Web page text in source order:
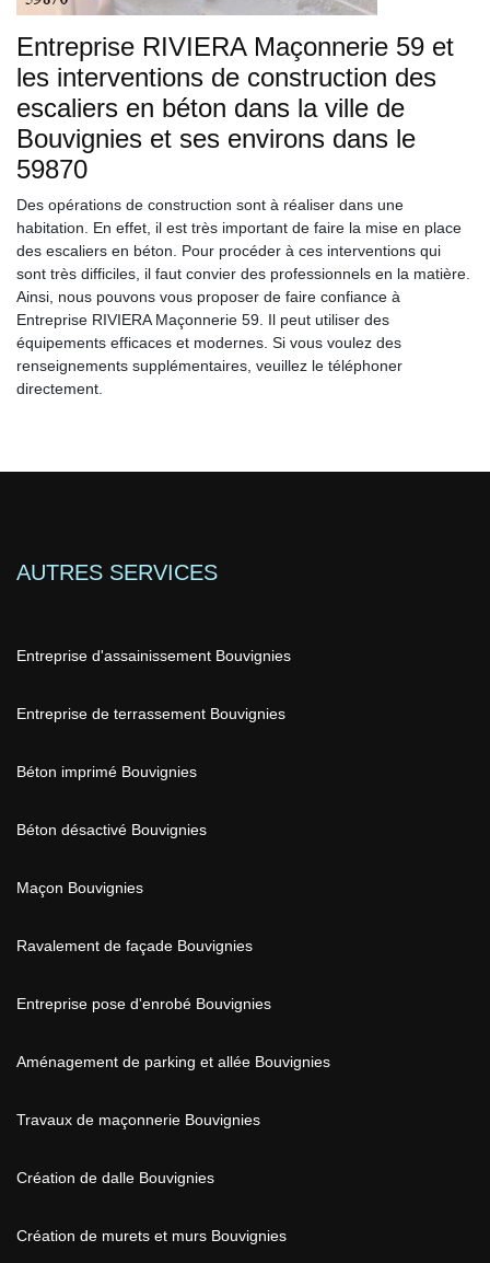
Entreprise RIVIERA Maçonnerie 59 et
les interventions de construction des
escaliers en béton dans la ville de
Bouvignies et ses environs dans le
59870
Des opérations de construction sont à réaliser dans une
habitation. En effet, il est très important de faire la mise en place
des escaliers en béton. Pour procéder à ces interventions qui
sont très difficiles, il faut convier des professionnels en la matière.
Ainsi, nous pouvons vous proposer de faire confiance à
Entreprise RIVIERA Maçonnerie 59. Il peut utiliser des
équipements efficaces et modernes. Si vous voulez des
renseignements supplémentaires, veuillez le téléphoner
directement.
AUTRES SERVICES
Entreprise d'assainissement Bouvignies
Entreprise de terrassement Bouvignies
Béton imprimé Bouvignies
Béton désactivé Bouvignies
Maçon Bouvignies
Ravalement de façade Bouvignies
Entreprise pose d'enrobé Bouvignies
Aménagement de parking et allée Bouvignies
Travaux de maçonnerie Bouvignies
Création de dalle Bouvignies
Création de murets et murs Bouvignies